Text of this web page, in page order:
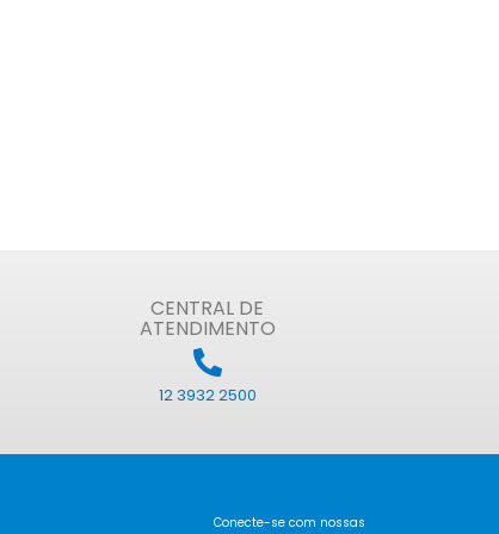
CENTRAL DE
ATENDIMENTO
12 3932 2500
Conecte-se com nossas